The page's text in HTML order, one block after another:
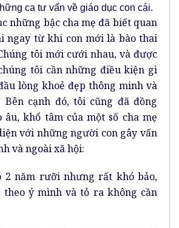
ca tư vấn về giáo dục con cái.
những bậc cha mẹ đã biết quan
ngay từ khi con mới là bào thai
tôi mới cưới nhau, và được
tôi cần những điều kiện gì
lòng khoẻ đẹp thông minh và
Bên cạnh đó, tôi cũng đã đồng
khổ tâm của một số cha mẹ
với những người con gây vấn
và ngoài xã hội:
2 năm rưỡi nhưng rất khó bảo,
theo ý mình và tỏ ra không cần